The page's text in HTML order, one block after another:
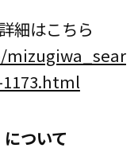
細はこちら
ついて